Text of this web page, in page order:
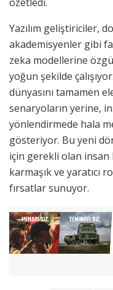
Yazılım geliştiriciler,
akademisyenler gibi
zeka modellerine
yoğun şekilde
dünyasını tamamen
senaryoların yerine,
yönlendirmede hala
gösteriyor. Bu yeni
için gerekli olan insan
karmaşık ve yaratıcı
fırsatlar sunuyor.